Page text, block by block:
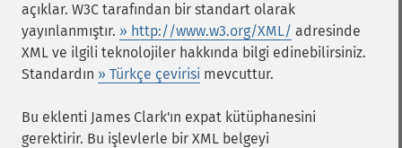
açıklar. W3C tarafından bir standart olarak
yayınlanmıştır. » http://www.w3.org/XML/ adresinde
XML ve ilgili teknolojiler hakkında bilgi edinebilirsiniz.
Standardın » Türkçe çevirisi mevcuttur.
Bu eklenti James Clark'ın expat kütüphanesini
gerektirir. Bu işlevlerle bir XML belgeyi